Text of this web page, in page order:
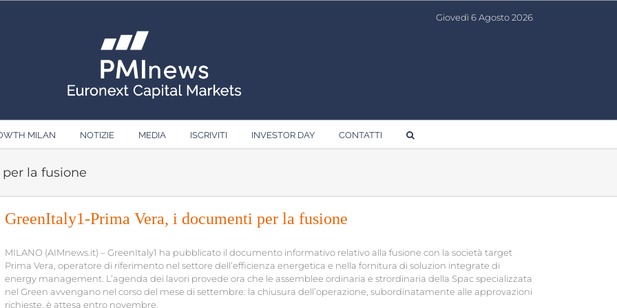
Giovedì 6 Agosto 2026
MILAN NOTIZIE MEDIA ISCRIVITI INVESTOR DAY CONTATTI
la fusione
GreenItaly1-Prima Vera, i documenti per la fusione
MILANO (AIMnews.it) – GreenItaly1 ha pubblicato il documento informativo relativo alla fusione con la società target
Prima Vera, operatore di riferimento nel settore dell’efficienza energetica e nella fornitura di soluzion integrate di
energy management. L’agenda dei lavori provede ora che le assemblee ordinaria e strordinaria della Spac specializzata
nel Green avvengano nel corso del mese di settembre: la chiusura dell’operazione, subordinatamente alle approvazioni
richieste, è attesa entro novembre.